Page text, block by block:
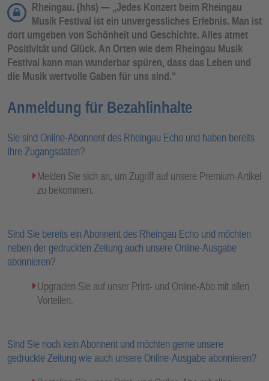
Rheingau. (hhs) — „Jedes Konzert beim Rheingau
Musik Festival ist ein unvergessliches Erlebnis. Man ist
dort umgeben von Schönheit und Geschichte. Alles atmet
Positivität und Glück. An Orten wie dem Rheingau Musik
Festival kann man wunderbar spüren, dass das Leben und
die Musik wertvolle Gaben für uns sind.“
Anmeldung für Bezahlinhalte
Sie sind Online-Abonnent des Rheingau Echo und haben bereits
Ihre Zugangsdaten?
Melden Sie sich an, um Zugriff auf unsere Premium-Artikel
zu bekommen.
Sind Sie bereits ein Abonnent des Rheingau Echo und möchten
neben der gedruckten Zeitung auch unsere Online-Ausgabe
abonnieren?
Upgraden Sie auf unser Print- und Online-Abo mit allen
Vorteilen.
Sind Sie noch kein Abonnent und möchten gerne unsere
gedruckte Zeitung wie auch unsere Online-Ausgabe abonnieren?